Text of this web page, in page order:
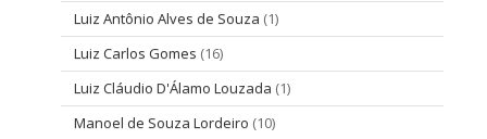
Luiz Antônio Alves de Souza (1)
Luiz Carlos Gomes (16)
Luiz Cláudio D'Álamo Louzada (1)
Manoel de Souza Lordeiro (10)